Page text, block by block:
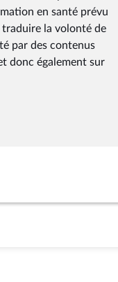
en santé prévu
la volonté de
par des contenus
donc également sur